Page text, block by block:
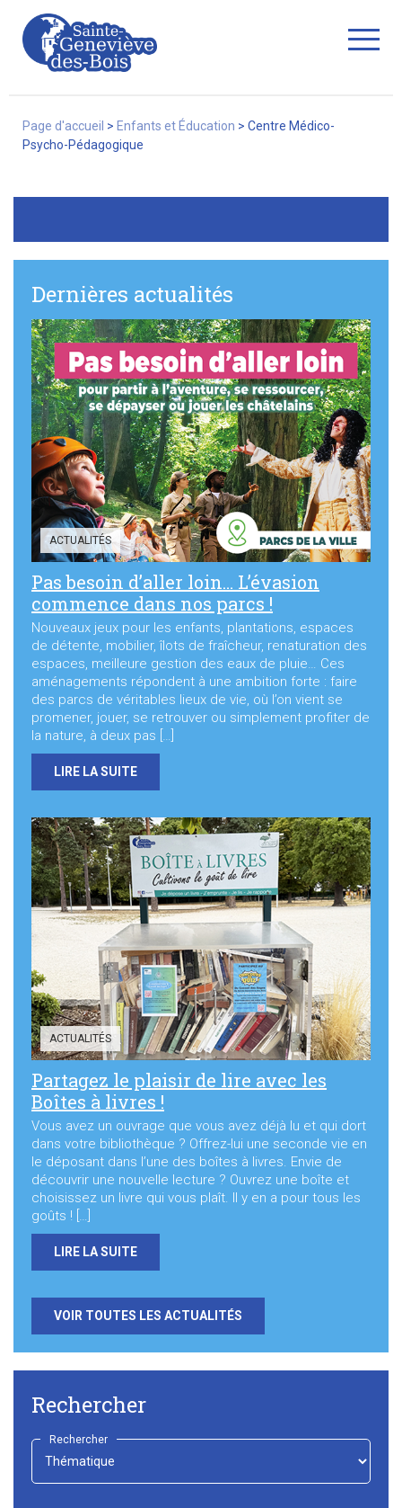
La Ville
Commerces/associations
Sortir à Ste Gen’
Page d'accueil > Enfants et Éducation > Centre Médico-
Psycho-Pédagogique
Dernières actualités
ACTUALITÉS
Pas besoin d’aller loin… L’évasion
commence dans nos parcs !
Nouveaux jeux pour les enfants, plantations, espaces
de détente, mobilier, îlots de fraîcheur, renaturation des
espaces, meilleure gestion des eaux de pluie… Ces
aménagements répondent à une ambition forte : faire
des parcs de véritables lieux de vie, où l’on vient se
promener, jouer, se retrouver ou simplement profiter de
la nature, à deux pas […]
LIRE LA SUITE
ACTUALITÉS
Partagez le plaisir de lire avec les
Boîtes à livres !
Vous avez un ouvrage que vous avez déjà lu et qui dort
dans votre bibliothèque ? Offrez-lui une seconde vie en
le déposant dans l’une des boîtes à livres. Envie de
découvrir une nouvelle lecture ? Ouvrez une boîte et
choisissez un livre qui vous plaît. Il y en a pour tous les
goûts ! […]
LIRE LA SUITE
VOIR TOUTES LES ACTUALITÉS
Rechercher
Rechercher
Choisir